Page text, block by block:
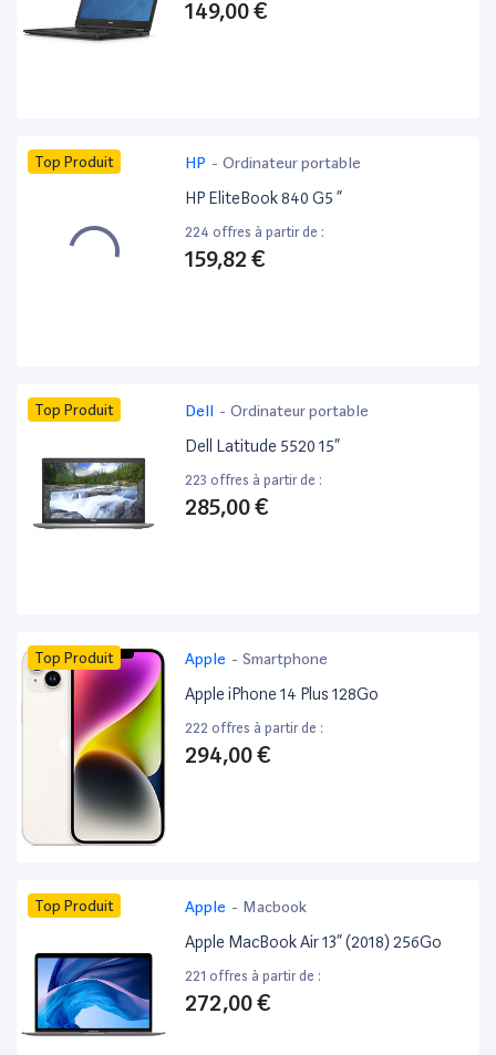
149,00 €
Top Produit HP - Ordinateur portable
HP EliteBook 840 G5 ”
224 offres à partir de :
159,82 €
Top Produit Dell - Ordinateur portable
Dell Latitude 5520 15”
223 offres à partir de :
285,00 €
Top Produit Apple - Smartphone
Apple iPhone 14 Plus 128Go
222 offres à partir de :
294,00 €
Top Produit Apple - Macbook
Apple MacBook Air 13” (2018) 256Go
221 offres à partir de :
272,00 €